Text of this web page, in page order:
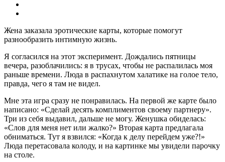
Жена заказала эротические карты, которые помогут
разнообразить интимную жизнь.
Я согласился на этот эксперимент. Дождались пятницы
вечера, разоблачились: я в трусах, чтобы не распалилась моя
раньше времени. Люда в распахнутом халатике на голое тело,
правда, чего я там не видел.
Мне эта игра сразу не понравилась. На первой же карте было
написано: «Сделай десять комплиментов своему партнеру».
Три из себя выдавил, дальше не могу. Женушка обиделась:
«Слов для меня нет или жалко?» Вторая карта предлагала
обниматься. Тут я взвился: «Когда к делу перейдем уже?!»
Люда перетасовала колоду, и на картинке мы увидели парочку
на столе.